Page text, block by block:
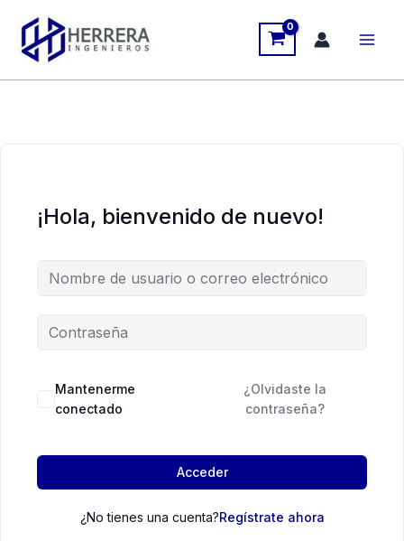
contenido
¡Hola, bienvenido de nuevo!
Mantenerme
conectado
¿Olvidaste la
contraseña?
Acceder
¿No tienes una cuenta?Regístrate ahora